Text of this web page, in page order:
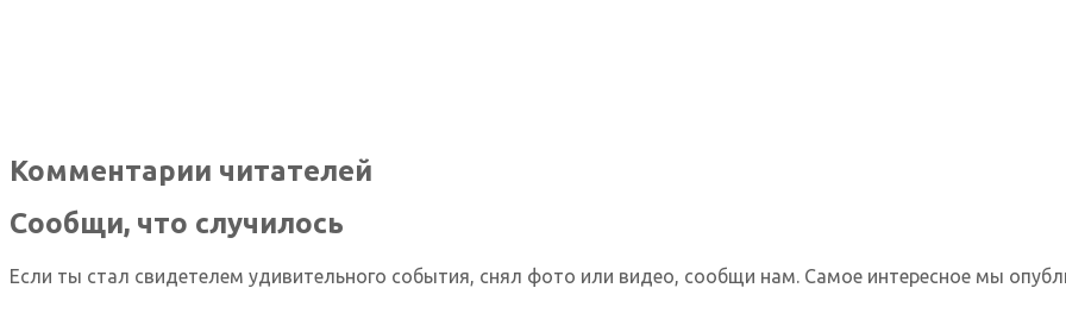
Комментарии читателей
Сообщи, что случилось
Если ты стал свидетелем удивительного события, снял фото или видео, сообщи нам. Самое интересное мы